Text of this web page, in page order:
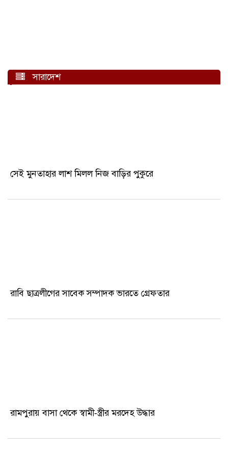
সারাদেশ
সেই মুনতাহার লাশ মিলল নিজ বাড়ির পুকুরে
রাবি ছাত্রলীগের সাবেক সম্পাদক ভারতে গ্রেফতার
রামপুরায় বাসা থেকে স্বামী-স্ত্রীর মরদেহ উদ্ধার